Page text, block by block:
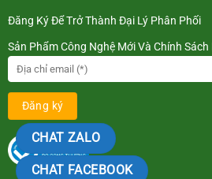
Đăng Ký Để Trở Thành Đại Lý Phân Phối
Sản Phẩm Công Nghệ Mới Và Chính Sách
CHAT ZALO
CHAT FACEBOOK